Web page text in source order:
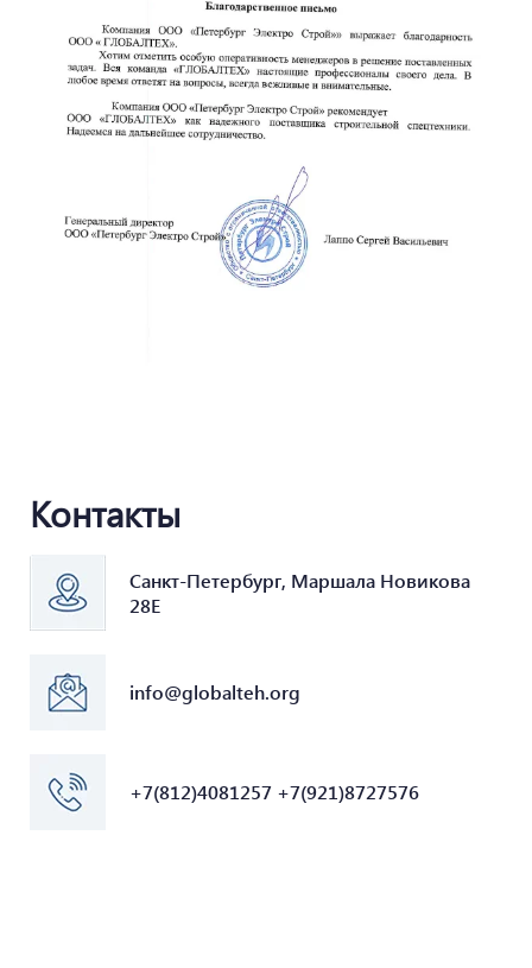
Контакты
Санкт-Петербург, Маршала Новикова
28Е
info@globalteh.org
+7(812)4081257 +7(921)8727576